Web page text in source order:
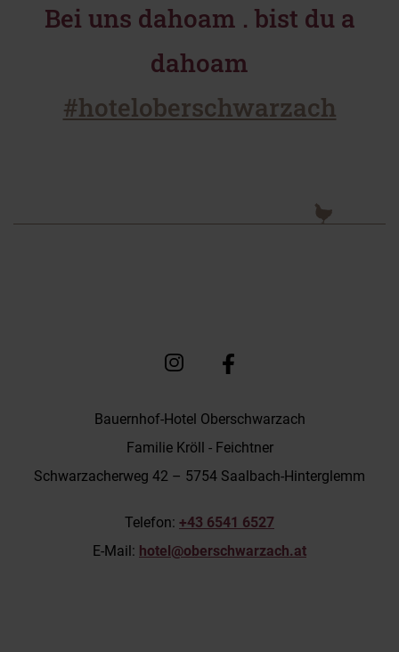
Bei uns dahoam . bist du a
dahoam
#hoteloberschwarzach
Bauernhof-Hotel Oberschwarzach
Familie Kröll - Feichtner
Schwarzacherweg 42 – 5754 Saalbach-Hinterglemm
Telefon: +43 6541 6527
E-Mail: hotel@oberschwarzach.at